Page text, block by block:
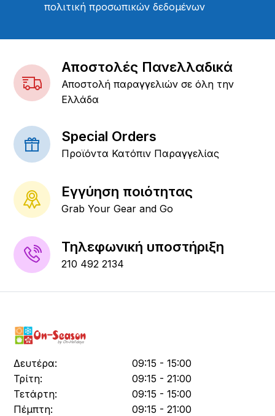
πολιτική προσωπικών δεδομένων
Αποστολές Πανελλαδικά
Αποστολή παραγγελιών σε όλη την
Ελλάδα
Special Orders
Προϊόντα Κατόπιν Παραγγελίας
Εγγύηση ποιότητας
Grab Your Gear and Go
Τηλεφωνική υποστήριξη
210 492 2134
Δευτέρα:
09:15 - 15:00
Τρίτη:
09:15 - 21:00
Τετάρτη:
09:15 - 15:00
Πέμπτη:
09:15 - 21:00